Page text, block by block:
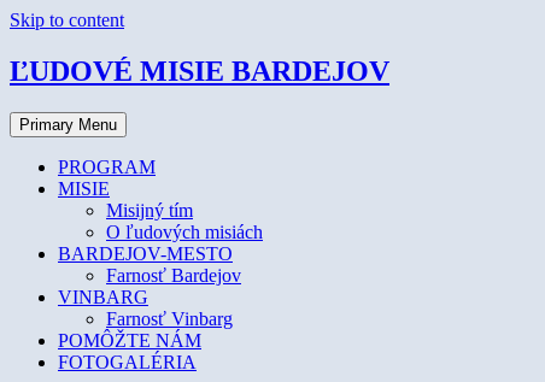
Skip to content
ĽUDOVÉ MISIE BARDEJOV
Primary Menu
PROGRAM
MISIE
Misijný tím
O ľudových misiách
BARDEJOV-MESTO
Farnosť Bardejov
VINBARG
Farnosť Vinbarg
POMÔŽTE NÁM
FOTOGALÉRIA